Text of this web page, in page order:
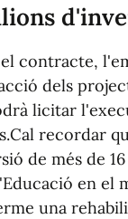
contracte,
dels
licitar
recordar
de més de
en el
una